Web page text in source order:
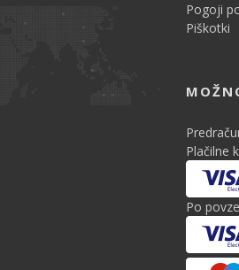
Pogoji
Piškotki
Plačilne
Po